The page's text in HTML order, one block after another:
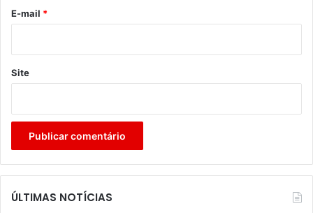
*
E-mail *
Site
ÚLTIMAS NOTÍCIAS